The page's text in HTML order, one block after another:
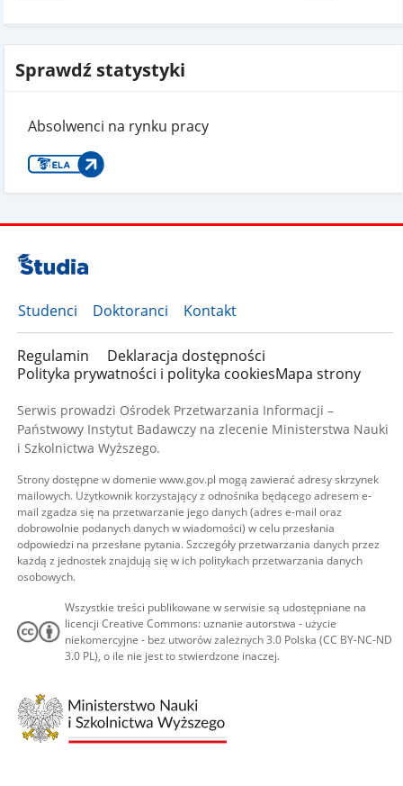
Sprawdź statystyki
Absolwenci na rynku pracy
Studenci Doktoranci Kontakt
Regulamin
Deklaracja dostępności
Polityka prywatności i polityka cookiesMapa strony
Serwis prowadzi Ośrodek Przetwarzania Informacji –
Państwowy Instytut Badawczy na zlecenie Ministerstwa Nauki
i Szkolnictwa Wyższego.
Strony dostępne w domenie www.gov.pl mogą zawierać adresy skrzynek
mailowych. Użytkownik korzystający z odnośnika będącego adresem e-
mail zgadza się na przetwarzanie jego danych (adres e-mail oraz
dobrowolnie podanych danych w wiadomości) w celu przesłania
odpowiedzi na przesłane pytania. Szczegóły przetwarzania danych przez
każdą z jednostek znajdują się w ich politykach przetwarzania danych
osobowych.
Wszystkie treści publikowane w serwisie są udostępniane na
licencji Creative Commons: uznanie autorstwa - użycie
niekomercyjne - bez utworów zależnych 3.0 Polska (CC BY-NC-ND
3.0 PL), o ile nie jest to stwierdzone inaczej.